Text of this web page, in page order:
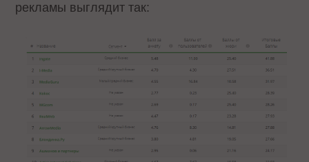
рекламы выглядит так: